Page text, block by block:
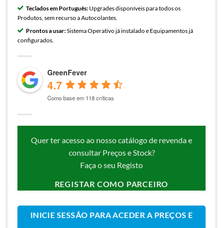
Teclados em Português: Upgrades disponíveis para todos os
Produtos, sem recurso a Autocolantes.
Prontos a usar:Sistema Operativo já instalado e Equipamentos já
configurados.
GreenFever
4.7
Como base em 118 críticas
Quer ter acesso ao nosso catálogo de revenda e
consultar Preços e Stock?
Faça o seu Registo
REGISTAR COMO PARCEIRO
INICIE SESSÃO PARA ACEDER A PREÇOS E